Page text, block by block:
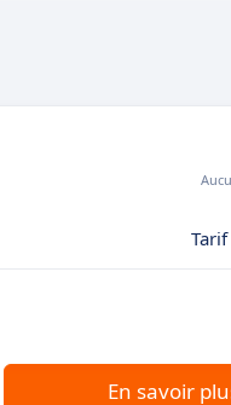
En savoir